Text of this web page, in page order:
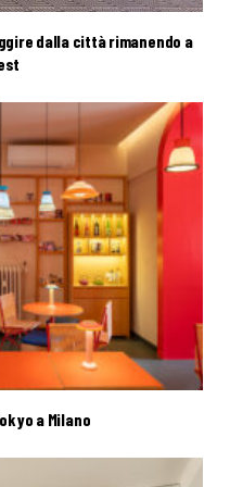
dalla città rimanendo a
a Milano